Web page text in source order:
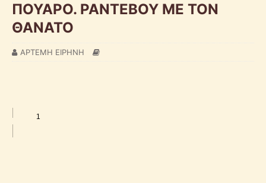
ΠΟΥΑΡΟ. ΡΑΝΤΕΒΟΥ ΜΕ ΤΟΝ
ΘΑΝΑΤΟ
ΑΡΤΕΜΗ ΕΙΡΗΝΗ